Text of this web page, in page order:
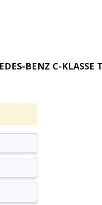
BENZ C-KLASSE